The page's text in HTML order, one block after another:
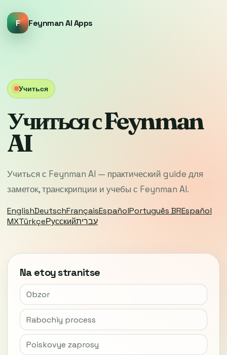
F Feynman AI Apps
Учиться
Учиться с Feynman
AI
Учиться с Feynman AI — практический guide для
заметок, транскрипции и учебы с Feynman AI.
EnglishDeutschFrançaisEspañolPortuguês BREspañol
MXTürkçeРусскийעברית
Na etoy stranitse
Obzor
Rabochiy process
Poiskovye zaprosy